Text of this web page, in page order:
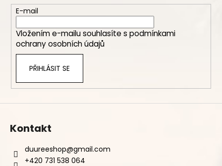
E-mail
Vložením e-mailu souhlasíte s podmínkami
ochrany osobních údajů
PŘIHLÁSIT SE
Kontakt
duureeshop@gmail.com
+420 731 538 064